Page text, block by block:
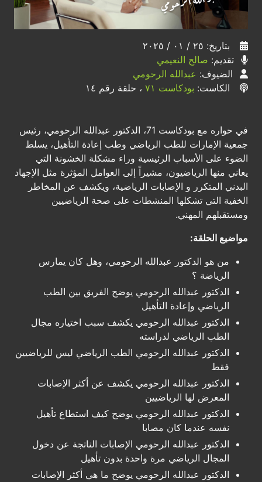
بتاريخ: ٢٥ / ٠١ / ٢٠٢٥
تقديم: صالح النعيمي
الضيوف: عبدالله الرحومي
الكاست: بودكاست ٧١ ، حلقة رقم ١٤
في حواره مع بودكاست 71، الدكتور عبدالله الرحومي، رئيس
جمعية الإمارات للطب الرياضي وطب إعادة التأهيل، يسلط
الضوء على الأسباب الرئيسية وراء مشكلة الخشونة التي
يعاني منها الرياضيون، مشيراً إلى العوامل المؤثرة مثل الإجهاد
البدني المتكرر و الإصابات الرياضية، ويكشف عن المخاطر
الخفية التي تشكلها المنشطات على صحة الرياضيين
ومستقبلهم المهني.
مواضيع الحلقة:
من هو الدكتور عبدالله الرحومي، وهل كان يمارس
الرياضة ؟
الدكتور عبدالله الرحومي يوضح الفريق بين الطب
الرياضي وإعادة التأهيل
الدكتور عبدالله الرحومي يكشف سبب اختياره مجال
الطب الرياضي لدراسته
الدكتور عبدالله الرحومي الطب الرياضي ليس للرياضيين
فقط
الدكتور عبدالله الرحومي يكشف عن أكثر الإصابات
المعرض لها الرياضيين
الدكتور عبدالله الرحومي يوضح كيف استطاع تأهيل
نفسه عندما كان مصابا
الدكتور عبدالله الرحومي الإصابات الناتجة عن دخول
المجال الرياضي مرة واحدة بدون تأهيل
الدكتور عبدالله الرحومي يوضح ما هي أكثر الإصابات